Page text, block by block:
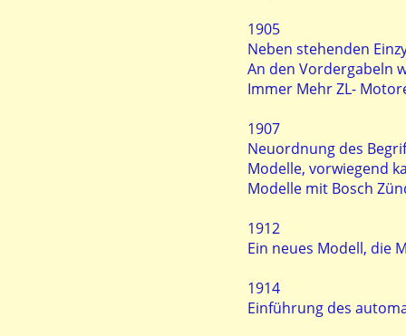
1905
Neben stehenden
An den Vordergabeln
Immer Mehr ZL-
1907
Neuordnung des
Modelle, vorwiegend
Modelle mit Bosch
1912
Ein neues Modell, die
1914
Einführung des